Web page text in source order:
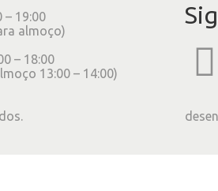
– 19:00
almoço)
– 18:00
13:00 – 14:00)